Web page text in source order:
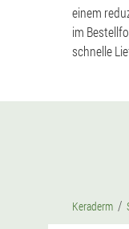
einem
im
schnelle
Keraderm